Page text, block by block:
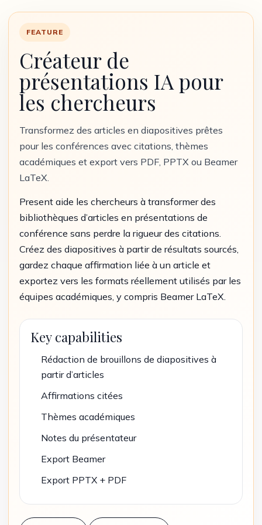
FEATURE
Créateur de
présentations IA pour
les chercheurs
Transformez des articles en diapositives prêtes
pour les conférences avec citations, thèmes
académiques et export vers PDF, PPTX ou Beamer
LaTeX.
Present aide les chercheurs à transformer des
bibliothèques d’articles en présentations de
conférence sans perdre la rigueur des citations.
Créez des diapositives à partir de résultats sourcés,
gardez chaque affirmation liée à un article et
exportez vers les formats réellement utilisés par les
équipes académiques, y compris Beamer LaTeX.
Key capabilities
Rédaction de brouillons de diapositives à
partir d’articles
Affirmations citées
Thèmes académiques
Notes du présentateur
Export Beamer
Export PPTX + PDF